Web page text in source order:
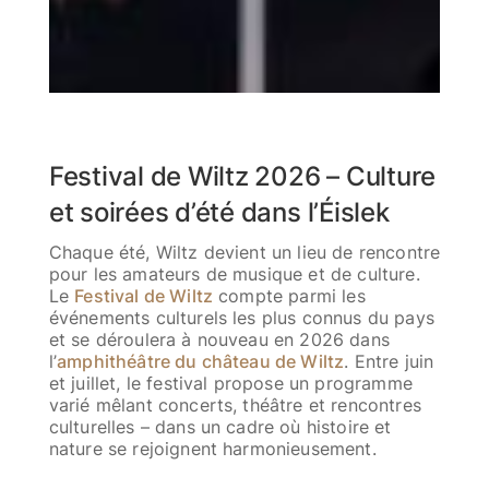
Festival de Wiltz 2026 – Culture
et soirées d’été dans l’Éislek
Chaque été, Wiltz devient un lieu de rencontre
pour les amateurs de musique et de culture.
Le Festival de Wiltz compte parmi les
événements culturels les plus connus du pays
et se déroulera à nouveau en 2026 dans
l’amphithéâtre du château de Wiltz. Entre juin
et juillet, le festival propose un programme
varié mêlant concerts, théâtre et rencontres
culturelles – dans un cadre où histoire et
nature se rejoignent harmonieusement.